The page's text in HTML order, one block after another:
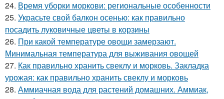
24. Время уборки моркови: региональные особенности
25. Украсьте свой балкон осенью: как правильно
посадить луковичные цветы в корзины
26. При какой температуре овощи замерзают.
Минимальная температура для выживания овощей
27. Как правильно хранить свеклу и морковь. Закладка
урожая: как правильно хранить свеклу и морковь
28. Аммиачная вода для растений домашних. Аммиак,